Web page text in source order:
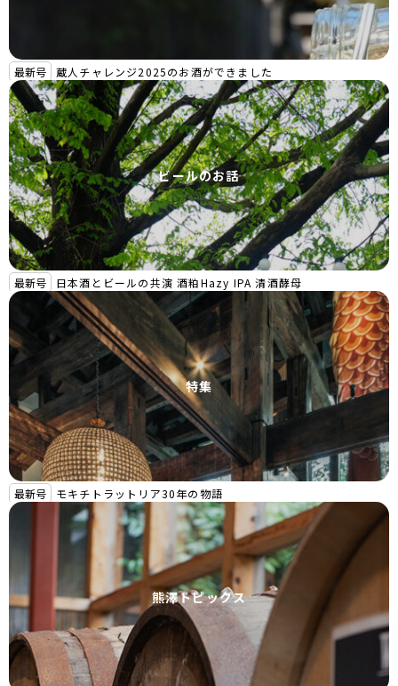
最新号 蔵人チャレンジ2025のお酒ができました
ビールのお話
最新号 日本酒とビールの共演 酒粕Hazy IPA 清酒酵母
特集
最新号 モキチトラットリア30年の物語
熊澤トピックス